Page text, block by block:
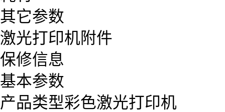
其它参数
激光打印机附件
保修信息
基本参数
产品类型彩色激光打印机